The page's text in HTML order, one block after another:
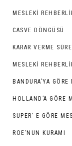
CASVE DÖNGÜSÜ
KARAR VERME
MESLEKI
HOLLAND’A GÖRE
SUPER’ E GÖRE
ROE’NUN KURAMI